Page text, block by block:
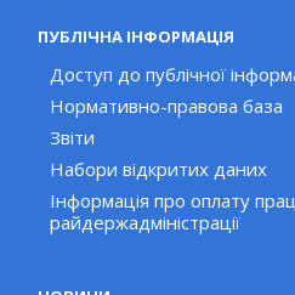
ПУБЛІЧНА ІНФОРМАЦІЯ
Доступ до публічної
Нормативно-правова база
Звіти
Набори відкритих даних
Інформація про оплату
райдержадміністрації